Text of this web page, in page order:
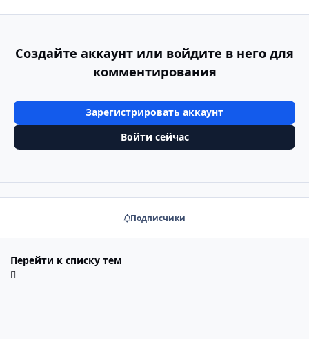
Создайте аккаунт или войдите в него для
комментирования
Зарегистрировать аккаунт
Войти сейчас
Подписчики
Перейти к списку тем